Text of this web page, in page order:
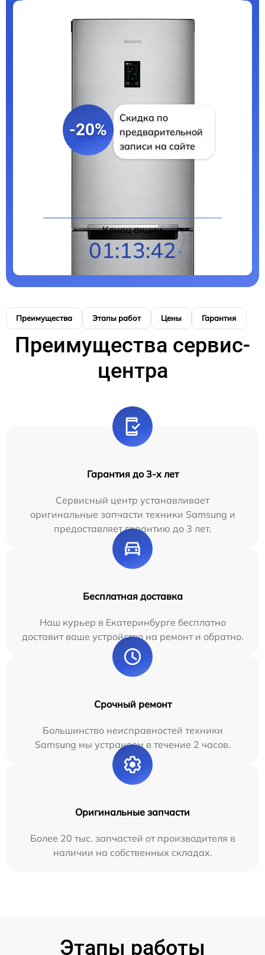
-20%
Скидка по
предварительной
записи на сайте
Конец акции
01:13:41
Преимущества Этапы работ Цены Гарантия
Преимущества сервис-
центра
Гарантия до 3-х лет
Сервисный центр устанавливает
оригинальные запчасти техники Samsung и
предоставляет гарантию до 3 лет.
Бесплатная доставка
Наш курьер в Екатеринбурге бесплатно
доставит ваше устройство на ремонт и обратно.
Срочный ремонт
Большинство неисправностей техники
Samsung мы устраняем в течение 2 часов.
Оригинальные запчасти
Более 20 тыс. запчастей от производителя в
наличии на собственных складах.
Этапы работы